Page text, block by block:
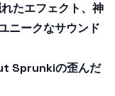
れたエフェクト、神
ニークなサウンド
Sprunkiの歪んだ